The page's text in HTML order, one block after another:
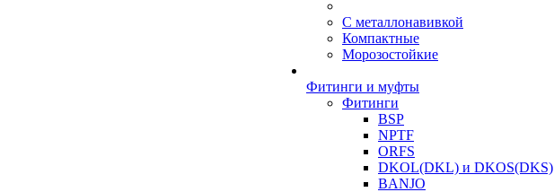
С металлонавивкой
Компактные
Морозостойкие
Фитинги и муфты
Фитинги
BSP
NPTF
ORFS
DKOL(DKL) и DKOS(DKS)
BANJO